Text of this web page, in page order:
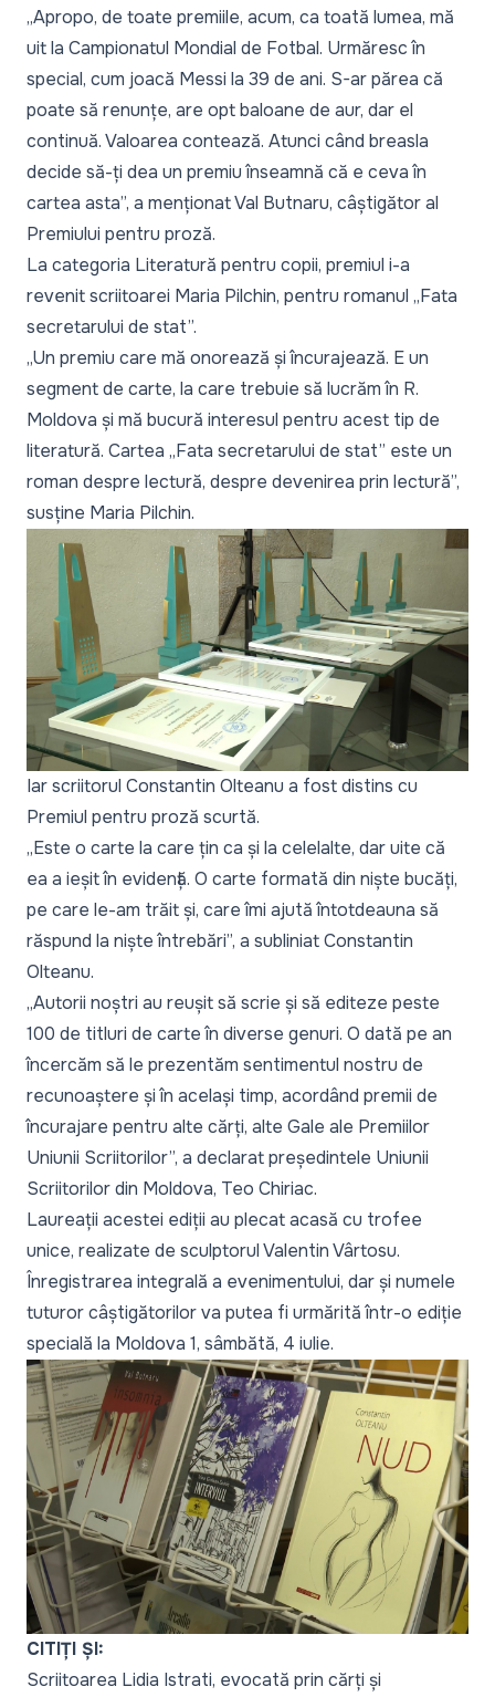
„Apropo, de toate premiile, acum, ca toată lumea, mă
uit la Campionatul Mondial de Fotbal. Urmăresc în
special, cum joacă Messi la 39 de ani. S-ar părea că
poate să renunțe, are opt baloane de aur, dar el
continuă. Valoarea contează. Atunci când breasla
decide să-ți dea un premiu înseamnă că e ceva în
cartea asta”, a menționat Val Butnaru, câștigător al
Premiului pentru proză.
La categoria Literatură pentru copii, premiul i-a
revenit scriitoarei Maria Pilchin, pentru romanul „Fata
secretarului de stat”.
„Un premiu care mă onorează și încurajează. E un
segment de carte, la care trebuie să lucrăm în R.
Moldova și mă bucură interesul pentru acest tip de
literatură. Cartea „Fata secretarului de stat” este un
roman despre lectură, despre devenirea prin lectură”,
susține Maria Pilchin.
Iar scriitorul Constantin Olteanu a fost distins cu
Premiul pentru proză scurtă.
„Este o carte la care țin ca și la celelalte, dar uite că
ea a ieșit în evidență. O carte formată din niște bucăți,
pe care le-am trăit și, care îmi ajută întotdeauna să
răspund la niște întrebări”, a subliniat Constantin
Olteanu.
„Autorii noștri au reușit să scrie și să editeze peste
100 de titluri de carte în diverse genuri. O dată pe an
încercăm să le prezentăm sentimentul nostru de
recunoaștere și în același timp, acordând premii de
încurajare pentru alte cărți, alte Gale ale Premiilor
Uniunii Scriitorilor”, a declarat președintele Uniunii
Scriitorilor din Moldova, Teo Chiriac.
Laureații acestei ediții au plecat acasă cu trofee
unice, realizate de sculptorul Valentin Vârtosu.
Înregistrarea integrală a evenimentului, dar și numele
tuturor câștigătorilor va putea fi urmărită într-o ediție
specială la Moldova 1, sâmbătă, 4 iulie.
CITIȚI ȘI:
Scriitoarea Lidia Istrati, evocată prin cărți și